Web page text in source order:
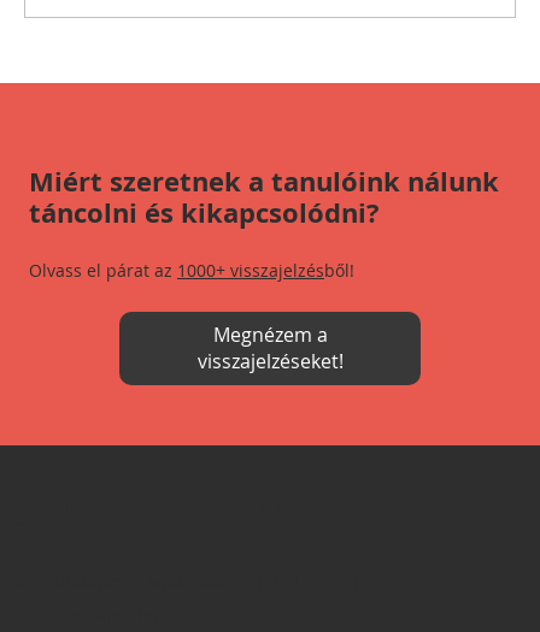
Halálra untatod a lányokat?
Miért szeretnek a tanulóink nálunk
táncolni és kikapcsolódni?
Olvass el párat az 1000+ visszajelzésből!
Megnézem a
visszajelzéseket!